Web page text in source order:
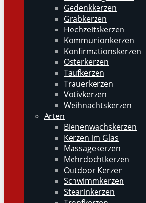
Gedenkkerzen
Grabkerzen
Hochzeitskerzen
Kommunionkerzen
Konfirmationskerzen
Osterkerzen
Taufkerzen
Trauerkerzen
Votivkerzen
Weihnachtskerzen
Arten
Bienenwachskerzen
Kerzen im Glas
Massagekerzen
Mehrdochtkerzen
Outdoor Kerzen
Schwimmkerzen
Stearinkerzen